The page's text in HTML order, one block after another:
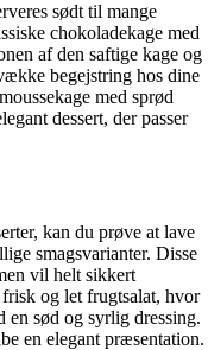
sødt til mange
chokoladekage med
af den saftige kage og
begejstring hos dine
med sprød
dessert, der passer
kan du prøve at lave
smagsvarianter. Disse
vil helt sikkert
og let frugtsalat, hvor
sød og syrlig dressing.
en elegant præsentation.